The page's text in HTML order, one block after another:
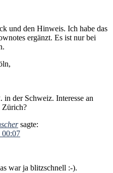
und den Hinweis. Ich habe das
ergänzt. Es ist nur bei
in der Schweiz. Interesse an
Zürich?
sagte:
00:07
war ja blitzschnell :-).